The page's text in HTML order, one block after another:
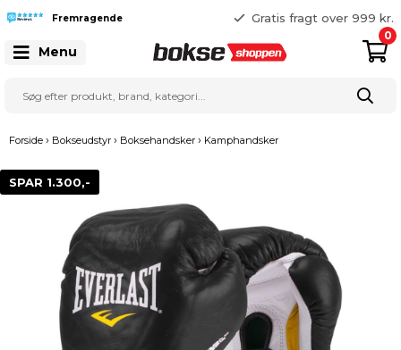
Gratis fragt over 999 kr.
25 127 127
Fremragende
Menu
0
Forside › Bokseudstyr › Boksehandsker › Kamphandsker
SPAR 1.300,-